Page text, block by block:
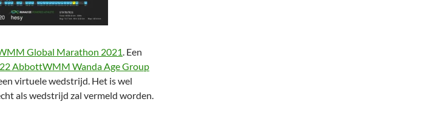
Global Marathon 2021. Een
AbbottWMM Wanda Age Group
virtuele wedstrijd. Het is wel
als wedstrijd zal vermeld worden.